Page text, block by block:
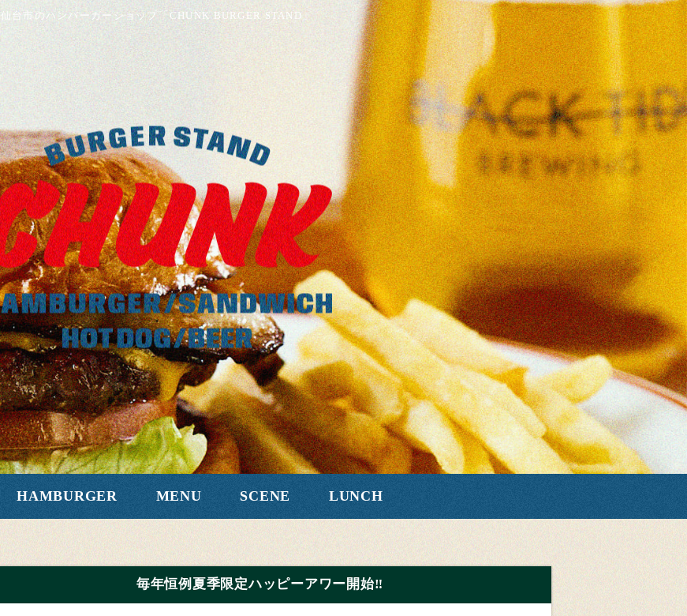
仙台市のハンバーガーショップ「CHUNK BURGER STAND」
HAMBURGER MENU SCENE LUNCH
毎年恒例夏季限定ハッピーアワー開始‼️